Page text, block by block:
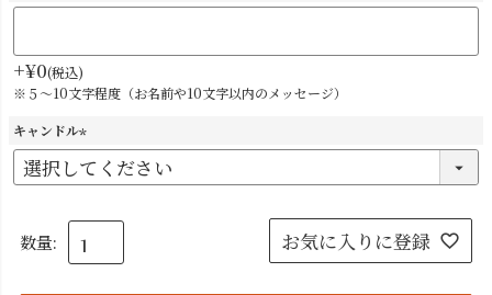
+¥0 税込
※５～10文字程度（お名前や10文字以内のメッセージ）
キャンドル
(
必
お気に入りに登録